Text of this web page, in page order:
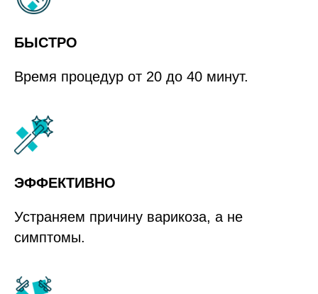
БЫСТРО
Время процедур от 20 до 40 минут.
ЭФФЕКТИВНО
Устраняем причину варикоза, а не
симптомы.